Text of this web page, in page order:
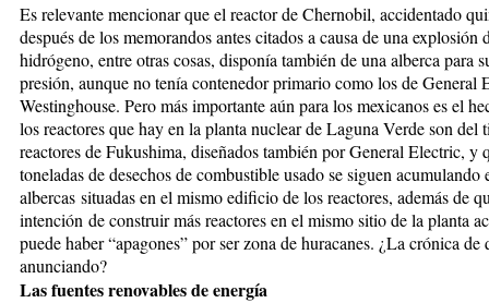
Es relevante mencionar que el reactor de Chernobil, accidentado
después de los memorandos antes citados a causa de una explosión
hidrógeno, entre otras cosas, disponía también de una alberca para
presión, aunque no tenía contenedor primario como los de General
Westinghouse. Pero más importante aún para los mexicanos es el
los reactores que hay en la planta nuclear de Laguna Verde son del
reactores de Fukushima, diseñados también por General Electric, y
toneladas de desechos de combustible usado se siguen acumulando
albercas situadas en el mismo edificio de los reactores, además de
intención de construir más reactores en el mismo sitio de la planta
puede haber “apagones” por ser zona de huracanes. ¿La crónica de
anunciando?
Las fuentes renovables de energía